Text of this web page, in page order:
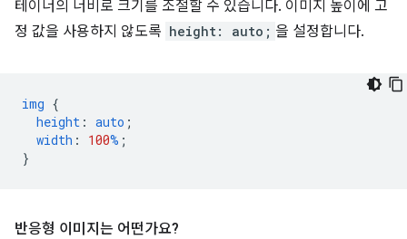
테이너의 너비로 크기를 조절할 수 있습니다. 이미지 높이에 고
정 값을 사용하지 않도록 height: auto; 을 설정합니다.
img {
height : auto ;
width : 100% ;
}
반응형 이미지는 어떤가요?